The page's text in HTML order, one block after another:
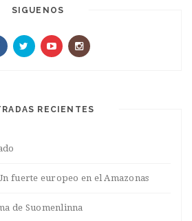
SIGUENOS
RECIENTES
fuerte europeo en el Amazonas
de Suomenlinna